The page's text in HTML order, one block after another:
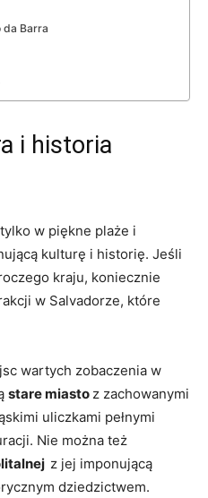
da⁣ Barra
i ​historia
‌w piękne plaże i
kulturę i historię. Jeśli
kraju, koniecznie
w Salvadorze, które
wartych zobaczenia w
stare miasto z zachowanymi⁣
‍uliczkami ⁣pełnymi
Nie można‌ też
z jej ⁤imponującą
dziedzictwem.